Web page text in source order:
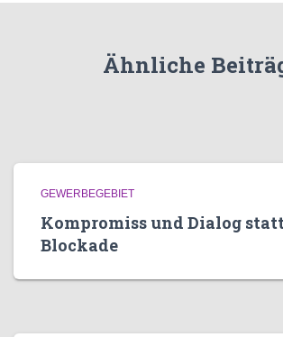
Ähnliche
GEWERBEGEBIET
Kompromiss und Dialog
Blockade